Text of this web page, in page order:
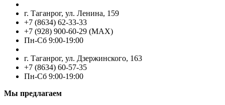
г. Таганрог, ул. Ленина, 159
+7 (8634) 62-33-33
+7 (928) 900-60-29 (MAX)
Пн-Cб 9:00-19:00
г. Таганрог, ул. Дзержинского, 163
+7 (8634) 60-57-35
Пн-Сб 9:00-19:00
Мы предлагаем